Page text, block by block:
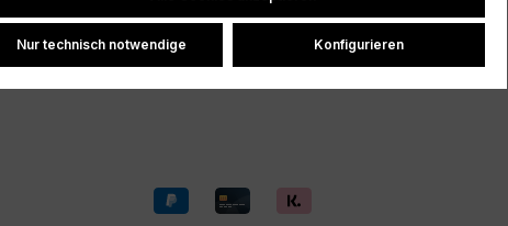
Datenschutz
Widerrufsrecht
Nur technisch notwendige Konfigurieren